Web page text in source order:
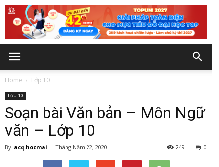
Home Lớp 10
Lớp 10
Soạn bài Văn bản – Môn Ngữ
văn – Lớp 10
By acq.hocmai - Tháng Năm 22, 2020 0
249